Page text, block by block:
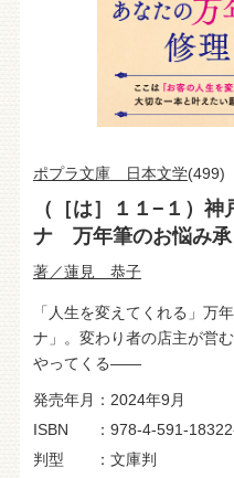
ポプラ文庫 日本文学(499)
（［は］１１−１）
ナ 万年筆のお悩み承
著／蓮見 恭子
「人生を変えてくれる」万
ナ」。変わり者の店主が営
やってくる――
発売年月
2024年9月
ISBN
978-4-591-
判型
文庫判